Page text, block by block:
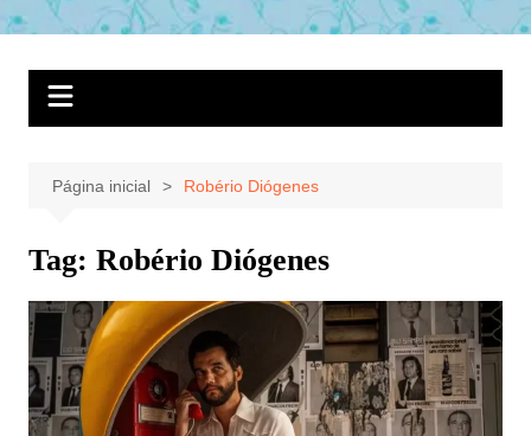
Página inicial Robério Diógenes
Tag: Robério Diógenes